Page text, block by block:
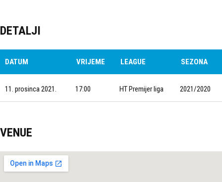
DETALJI
DATUM VRIJEME LEAGUE SEZONA
11. prosinca 2021. 17:00 HT Premijer liga 2021/2020
VENUE